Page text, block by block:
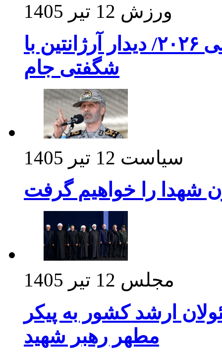
ورزش 12 تیر 1405
برنامه بازی های امشب جام جهانی ۲۰۲۶/ دیدار آرژانتین با
شگفتی جام
سیاست 12 تیر 1405
شهدا را خواهیم گرفت
مجلس 12 تیر 1405
ارشد کشور به پیکر
مطهر رهبر شهید